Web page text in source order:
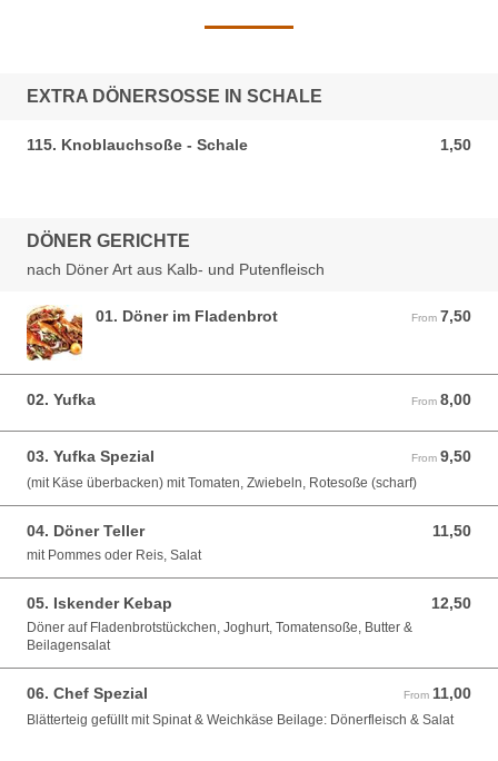
EXTRA DÖNERSOSSE IN SCHALE
115. Knoblauchsoße - Schale 1,50
1,50 EUR
DÖNER GERICHTE
nach Döner Art aus Kalb- und Putenfleisch
01. Döner im Fladenbrot From 7,50
From 7,50 EUR
02. Yufka From 8,00
From 8,00 EUR
03. Yufka Spezial From 9,50
From 9,50 EUR
(mit Käse überbacken) mit Tomaten, Zwiebeln, Rotesoße (scharf)
04. Döner Teller 11,50
11,50 EUR
mit Pommes oder Reis, Salat
05. Iskender Kebap 12,50
12,50 EUR
Döner auf Fladenbrotstückchen, Joghurt, Tomatensoße, Butter &
Beilagensalat
06. Chef Spezial From 11,00
From 11,00 EUR
Blätterteig gefüllt mit Spinat & Weichkäse Beilage: Dönerfleisch & Salat